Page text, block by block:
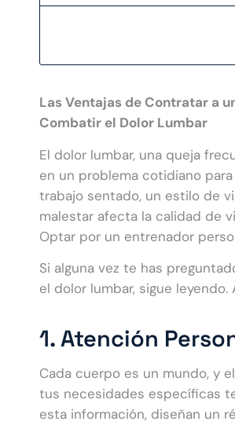
Las Ventajas de Contratar a
Combatir el Dolor Lumbar
El dolor lumbar, una queja
en un problema cotidiano
trabajo sentado, un estilo de
malestar afecta la calidad de
Optar por un entrenador
Si alguna vez te has
el dolor lumbar, sigue
1. Atención
Cada cuerpo es un mundo, y
tus necesidades específicas
esta información, diseñan un